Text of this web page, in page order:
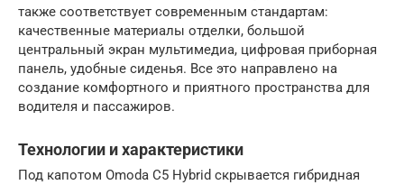
также соответствует современным стандартам:
качественные материалы отделки, большой
центральный экран мультимедиа, цифровая приборная
панель, удобные сиденья. Все это направлено на
создание комфортного и приятного пространства для
водителя и пассажиров.
Технологии и характеристики
Под капотом Omoda C5 Hybrid скрывается гибридная